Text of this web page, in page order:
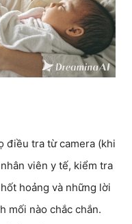
điều tra từ camera (khi
viên y tế, kiểm tra
hoảng và những lời
mối nào chắc chắn.